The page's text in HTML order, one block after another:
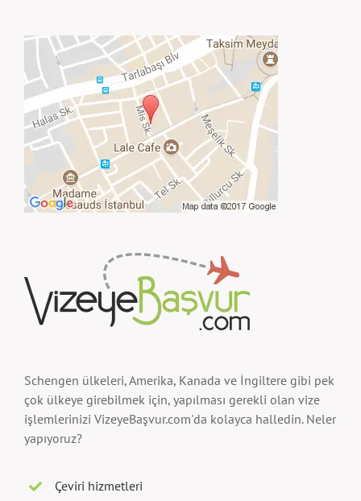
Schengen ülkeleri, Amerika, Kanada ve İngiltere gibi pek
çok ülkeye girebilmek için, yapılması gerekli olan vize
işlemlerinizi VizeyeBaşvur.com'da kolayca halledin. Neler
yapıyoruz?
Çeviri hizmetleri